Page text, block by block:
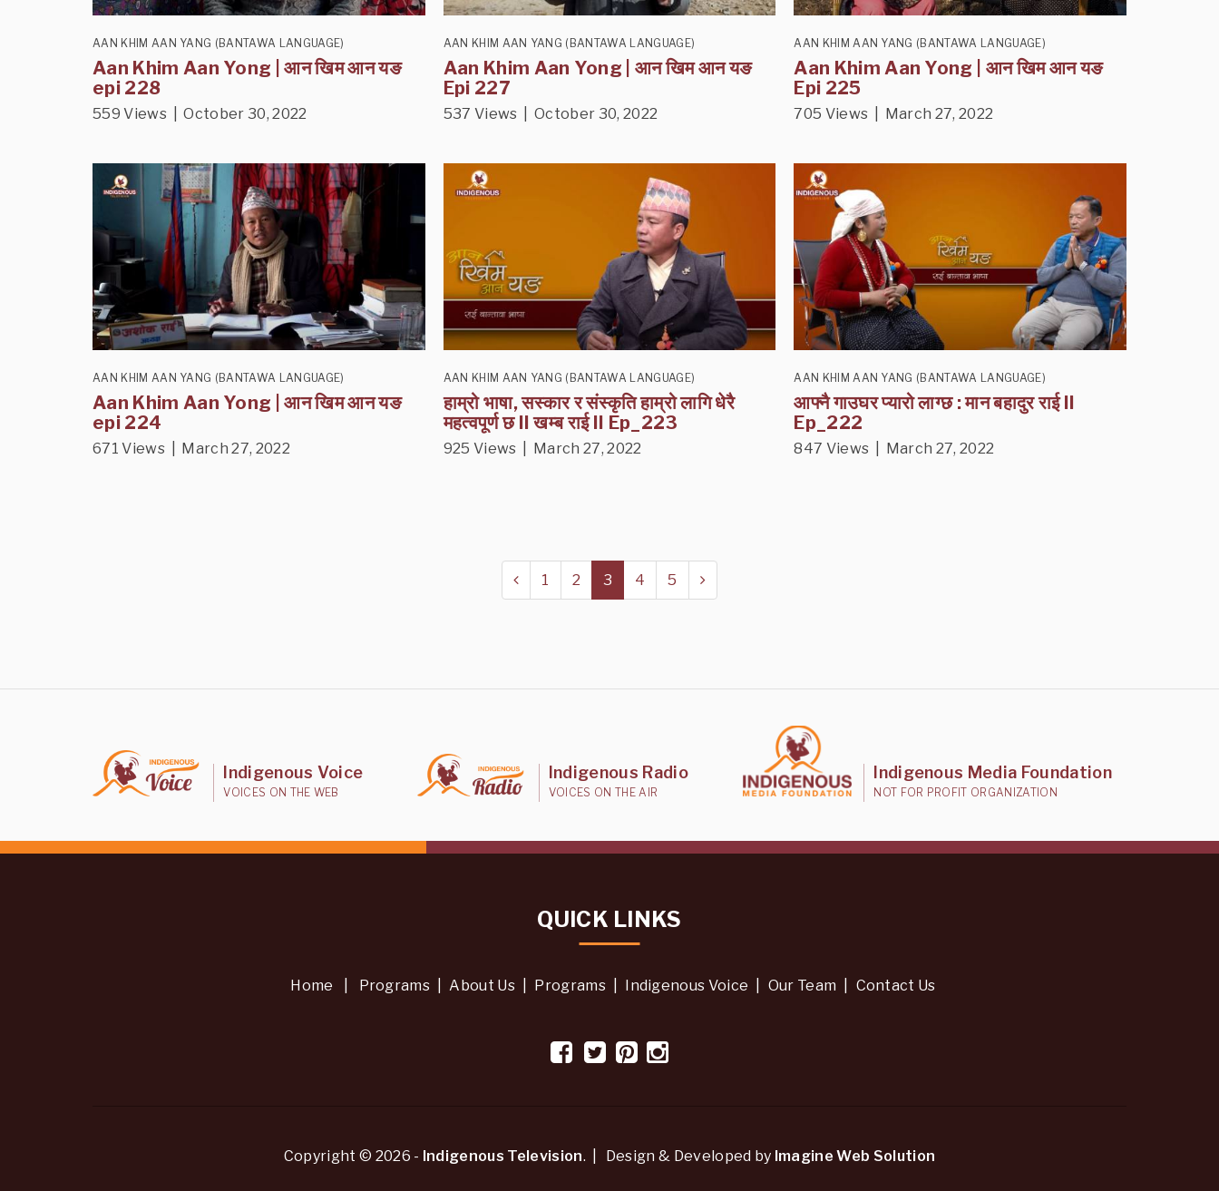
AAN KHIM AAN YANG (BANTAWA LANGUAGE)
Aan Khim Aan Yong | आन खिम आन यङ
epi 228
559 Views | October 30, 2022
AAN KHIM AAN YANG (BANTAWA LANGUAGE)
Aan Khim Aan Yong | आन खिम आन यङ
Epi 227
537 Views | October 30, 2022
AAN KHIM AAN YANG (BANTAWA LANGUAGE)
Aan Khim Aan Yong | आन खिम आन यङ
Epi 225
705 Views | March 27, 2022
AAN KHIM AAN YANG (BANTAWA LANGUAGE)
Aan Khim Aan Yong | आन खिम आन यङ
epi 224
671 Views | March 27, 2022
AAN KHIM AAN YANG (BANTAWA LANGUAGE)
हाम्रो भाषा, सस्कार र संस्कृति हाम्रो लागि धेरै
महत्वपूर्ण छ II खम्ब राई II Ep_223
925 Views | March 27, 2022
AAN KHIM AAN YANG (BANTAWA LANGUAGE)
आफ्नै गाउघर प्यारो लाग्छ : मान बहादुर राई II
Ep_222
847 Views | March 27, 2022
1 2 3 4 5
Indigenous Voice
VOICES ON THE WEB
Indigenous Radio
VOICES ON THE AIR
Indigenous Media Foundation
NOT FOR PROFIT ORGANIZATION
QUICK LINKS
Home Programs About Us Programs Indigenous Voice Our Team Contact Us
Copyright © 2026 - Indigenous Television. | Design & Developed by Imagine Web Solution